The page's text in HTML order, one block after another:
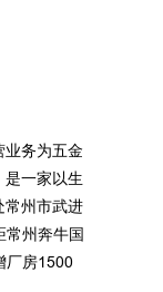
主营业务为五金
造，是一家以生
地处常州市武进
距常州奔牛国
新增厂房1500